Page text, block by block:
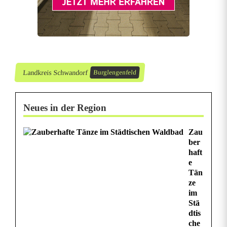
e
i
Landkreis Schwandorf Burglengenfeld
Neues in der Region
Zau
ber
haft
e
Tän
ze
im
Stä
dtis
che